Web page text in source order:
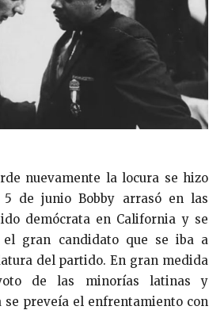
nuevamente la locura se hizo
5 de junio Bobby arrasó en las
demócrata en California y se
el gran candidato que se iba a
del partido. En gran medida
de las minorías latinas y
se preveía el enfrentamiento con